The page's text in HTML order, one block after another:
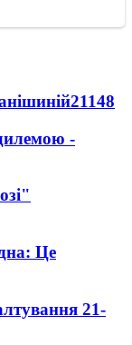
21148
-
Це
21-